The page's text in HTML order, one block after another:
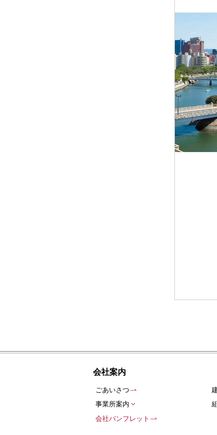
会社案内
ごあいさつ
事業所案内
会社パンフレット